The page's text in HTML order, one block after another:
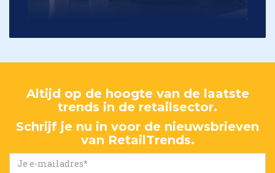
Altijd op de hoogte van de laatste
trends in de retailsector.
Schrijf je nu in voor de nieuwsbrieven
van RetailTrends.